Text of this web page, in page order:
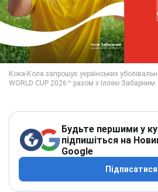
Будьте першими у
підпишіться на
Google
Підписатися